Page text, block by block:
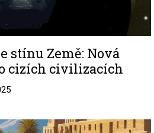
stínu Země: Nová
cizích civilizacích